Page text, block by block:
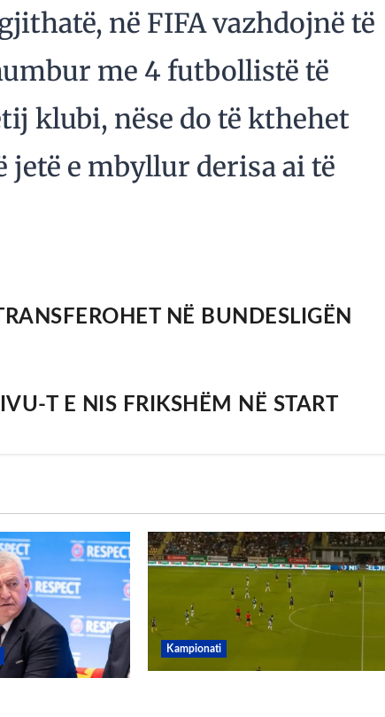
në FIFA vazhdojnë të
me 4 futbollistë të
klubi, nëse do të kthehet
jetë e mbyllur derisa ai të
NË BUNDESLIGËN
T E NIS FRIKSHËM NË START
Kampionati